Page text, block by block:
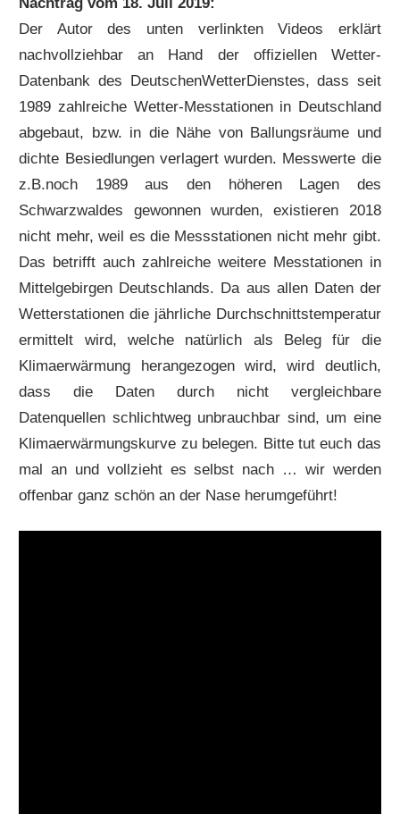
Der Autor des unten verlinkten Videos erklärt
nachvollziehbar an Hand der offiziellen Wetter-
Datenbank des DeutschenWetterDienstes, dass seit
1989 zahlreiche Wetter-Messtationen in Deutschland
abgebaut, bzw. in die Nähe von Ballungsräume und
dichte Besiedlungen verlagert wurden. Messwerte die
z.B.noch 1989 aus den höheren Lagen des
Schwarzwaldes gewonnen wurden, existieren 2018
nicht mehr, weil es die Messstationen nicht mehr gibt.
Das betrifft auch zahlreiche weitere Messtationen in
Mittelgebirgen Deutschlands. Da aus allen Daten der
Wetterstationen die jährliche Durchschnittstemperatur
ermittelt wird, welche natürlich als Beleg für die
Klimaerwärmung herangezogen wird, wird deutlich,
dass die Daten durch nicht vergleichbare
Datenquellen schlichtweg unbrauchbar sind, um eine
Klimaerwärmungskurve zu belegen. Bitte tut euch das
mal an und vollzieht es selbst nach … wir werden
offenbar ganz schön an der Nase herumgeführt!